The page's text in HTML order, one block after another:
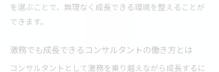
を選ぶことで、無理なく成長できる環境を整えることが
できます。
激務でも成長できるコンサルタントの働き方とは
コンサルタントとして激務を乗り越えながら成長するに